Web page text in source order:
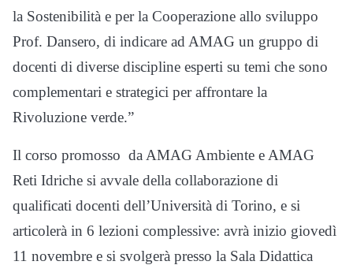
la Sostenibilità e per la Cooperazione allo sviluppo
Prof. Dansero, di indicare ad AMAG un gruppo di
docenti di diverse discipline esperti su temi che sono
complementari e strategici per affrontare la
Rivoluzione verde.”
Il corso promosso da AMAG Ambiente e AMAG
Reti Idriche si avvale della collaborazione di
qualificati docenti dell’Università di Torino, e si
articolerà in 6 lezioni complessive: avrà inizio giovedì
11 novembre e si svolgerà presso la Sala Didattica